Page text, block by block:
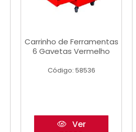
Carrinho de Ferramentas
6 Gavetas Vermelho
Código: 58536
Ver